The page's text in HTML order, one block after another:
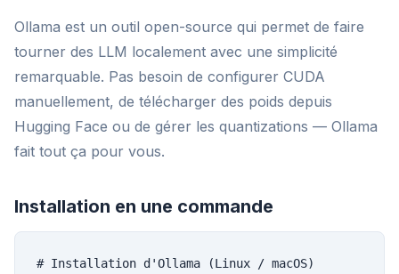
Ollama est un outil open-source qui permet de faire
tourner des LLM localement avec une simplicité
remarquable. Pas besoin de configurer CUDA
manuellement, de télécharger des poids depuis
Hugging Face ou de gérer les quantizations — Ollama
fait tout ça pour vous.
Installation en une commande
# Installation d'Ollama (Linux / macOS)